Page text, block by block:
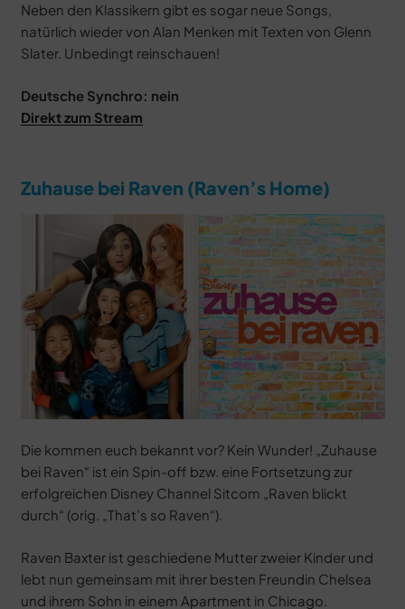
Neben den Klassikern gibt es sogar neue Songs,
natürlich wieder von Alan Menken mit Texten von Glenn
Slater. Unbedingt reinschauen!
Deutsche Synchro: nein
Direkt zum Stream
Zuhause bei Raven (Raven’s Home)
Die kommen euch bekannt vor? Kein Wunder! „Zuhause
bei Raven“ ist ein Spin-off bzw. eine Fortsetzung zur
erfolgreichen Disney Channel Sitcom „Raven blickt
durch“ (orig. „That’s so Raven“).
Raven Baxter ist geschiedene Mutter zweier Kinder und
lebt nun gemeinsam mit ihrer besten Freundin Chelsea
und ihrem Sohn in einem Apartment in Chicago.